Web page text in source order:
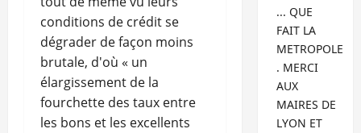
conditions de crédit se
dégrader de façon moins
brutale, d'où « un
élargissement de la
fourchette des taux entre
les bons et les excellents
... QUE
FAIT LA
METROPOLE
. MERCI
AUX
MAIRES DE
LYON ET